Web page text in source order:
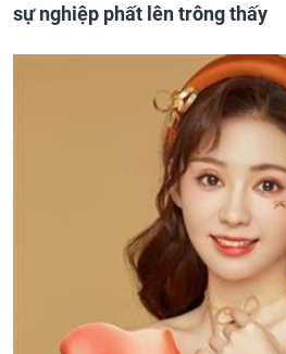
sự nghiệp phất lên trông thấy